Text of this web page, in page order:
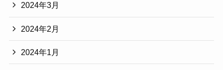
2024年3月
2024年2月
2024年1月